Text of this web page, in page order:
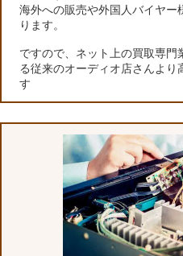
海外への販売や外国人バイヤー
ります。
ですので、ネット上の買取専
る従来のオーディオ店さんよ
す